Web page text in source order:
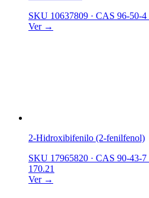
SKU 10637809 · CAS 96-50-4
Ver →
2-Hidroxibifenilo (2-fenilfenol)
SKU 17965820 · CAS 90-43-7
170.21
Ver →